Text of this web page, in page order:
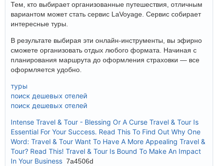
Тем, кто выбирает организованные путешествия, отличным
вариантом может стать сервис LaVoyage. Сервис собирает
интересные туры.
В результате выбирая эти онлайн-инструменты, вы эфирно
сможете организовать отдых любого формата. Начиная с
планирования маршрута до оформления страховки — все
оформляется удобно.
туры
поиск дешевых отелей
поиск дешевых отелей
Intense Travel & Tour - Blessing Or A Curse Travel & Tour Is
Essential For Your Success. Read This To Find Out Why One
Word: Travel & Tour Want To Have A More Appealing Travel &
Tour? Read This! Travel & Tour Is Bound To Make An Impact
In Your Business 7a4506d